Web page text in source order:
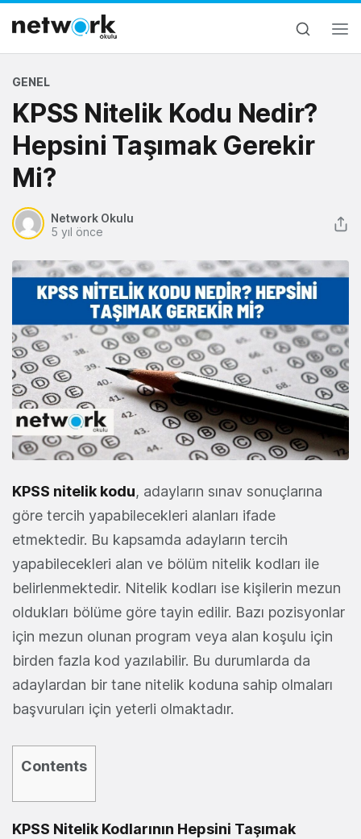
GENEL
KPSS Nitelik Kodu Nedir?
Hepsini Taşımak Gerekir
Mi?
Network Okulu
5 yıl önce
KPSS nitelik kodu, adayların sınav sonuçlarına
göre tercih yapabilecekleri alanları ifade
etmektedir. Bu kapsamda adayların tercih
yapabilecekleri alan ve bölüm nitelik kodları ile
belirlenmektedir. Nitelik kodları ise kişilerin mezun
oldukları bölüme göre tayin edilir. Bazı pozisyonlar
için mezun olunan program veya alan koşulu için
birden fazla kod yazılabilir. Bu durumlarda da
adaylardan bir tane nitelik koduna sahip olmaları
başvuruları için yeterli olmaktadır.
Contents
KPSS Nitelik Kodlarının Hepsini Taşımak